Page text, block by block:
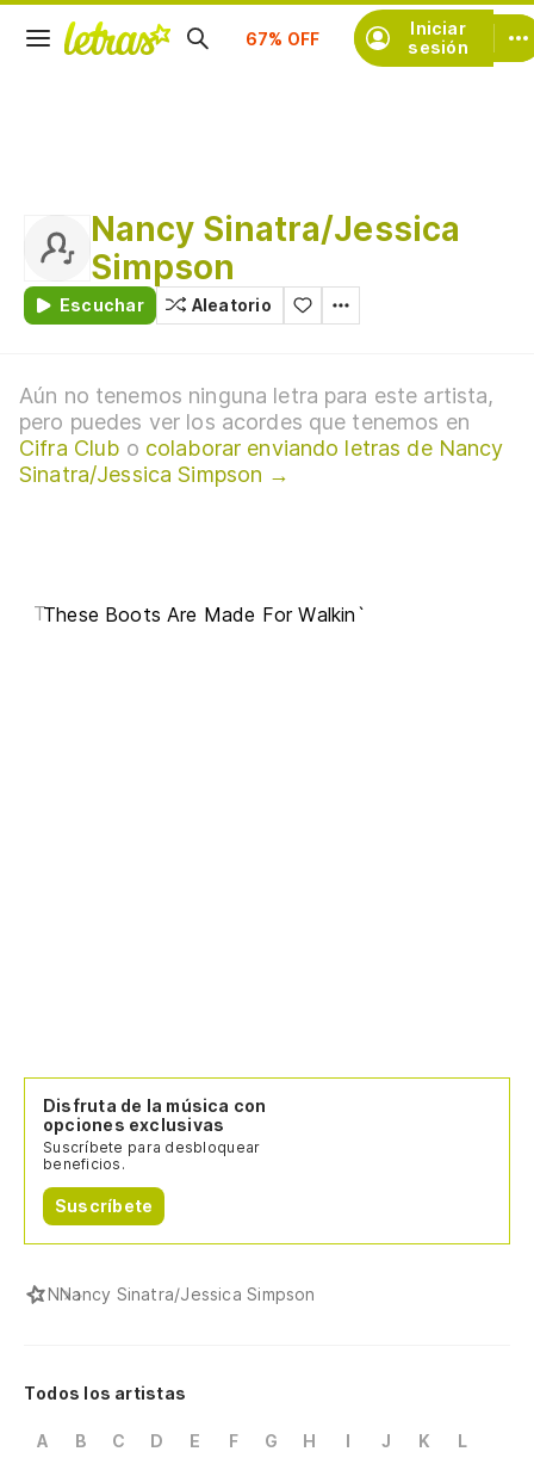
Iniciar
sesión
Suscríbete
Nancy Sinatra/Jessica
Simpson
Escuchar Aleatorio
Aún no tenemos ninguna letra para este artista,
pero puedes ver los acordes que tenemos en
Cifra Club o colaborar enviando letras de Nancy
Sinatra/Jessica Simpson →
TThese Boots Are Made For Walkin`
Disfruta de la música con
opciones exclusivas
Suscríbete para desbloquear
beneficios.
Suscríbete
NNancy Sinatra/Jessica Simpson
Todos los artistas
A B C D E F G H I J K
L